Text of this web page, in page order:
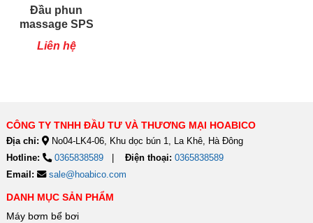
Đầu phun
massage SPS
Liên hệ
CÔNG TY TNHH ĐẦU TƯ VÀ THƯƠNG MẠI HOABICO
Địa chỉ:
No04-LK4-06, Khu dọc bún 1, La Khê, Hà Đông
Hotline:
0365838589 Điện thoại: 0365838589
Email:
sale@hoabico.com
DANH MỤC SẢN PHẨM
Máy bơm bể bơi